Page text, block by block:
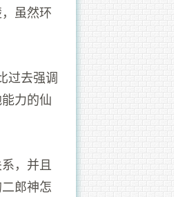
虽然环
过去强调
力的仙
，并且
郎神怎